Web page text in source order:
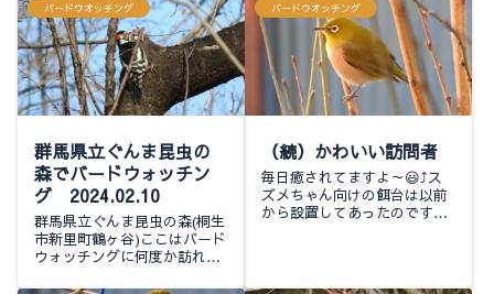
バードウオッチング
群馬県立ぐんま昆虫の
森でバードウォッチン
グ 2024.02.10
群馬県立ぐんま昆虫の森(桐生
市新里町鶴ヶ谷)ここはバード
ウォッチングに何度か訪れて
バードウオッチング
（続）かわいい訪問者
毎日癒されてますよ～😃⤴️ス
ズメちゃん向けの餌台は以前
から設置してあったのですが